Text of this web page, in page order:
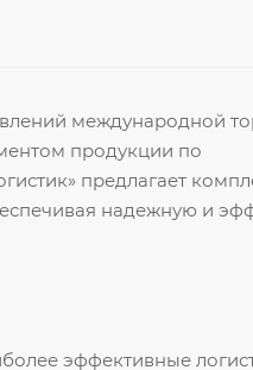
международной
продукции по
предлагает
надежную и
эффективные